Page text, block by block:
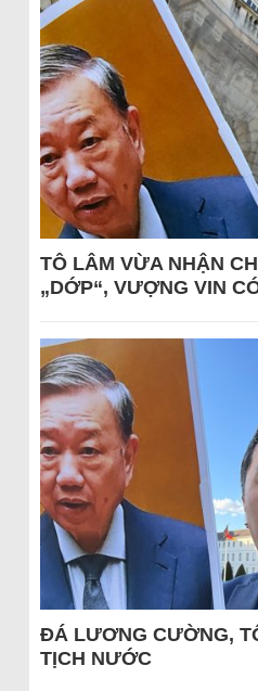
TÔ LÂM VỪA NHẬN
„DỚP“, VƯỢNG VIN
ĐÁ LƯƠNG CƯỜNG,
TỊCH NƯỚC